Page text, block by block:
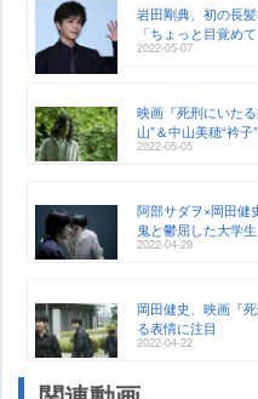
田剛典、初の長髪
「ちょっと目覚め
2022-05-07
映画『死刑にいた
山”＆中山美穂“衿子
2022-05-05
阿部サダヲ×岡田健
鬼と鬱屈した大学
2022-04-29
岡田健史、映画『
る表情に注目
2022-04-22